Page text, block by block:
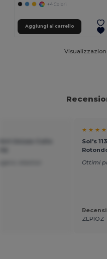
+4 Colori
Aggiungi al carrello
★ ★ ★
Sol's
Ottimi
ZEPIOZ